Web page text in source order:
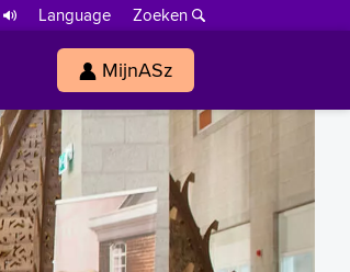
Language
Zoeken
MijnASz